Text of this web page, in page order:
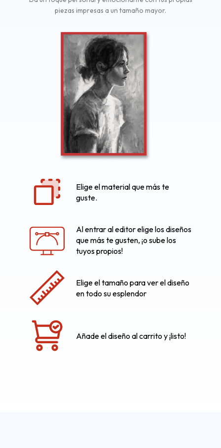
piezas impresas a un tamaño mayor.
Elige el material que más te
guste.
Al entrar al editor elige los diseños
que más te gusten, ¡o sube los
tuyos propios!
Elige el tamaño para ver el diseño
en todo su esplendor
Añade el diseño al carrito y ¡listo!